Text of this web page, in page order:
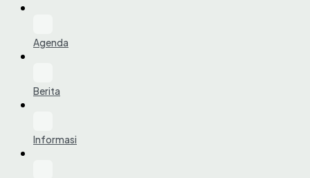
Agenda
Berita
Informasi